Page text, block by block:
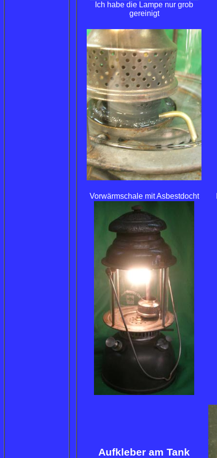
Ich habe die Lampe nur grob
gereinigt
Vorwärmschale mit Asbestdocht
Aufkleber am Tank